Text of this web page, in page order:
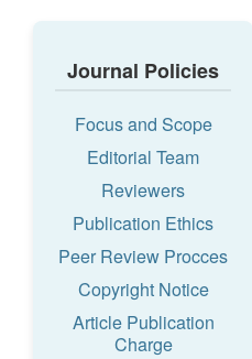
Journal Policies
Focus and Scope
Editorial Team
Reviewers
Publication Ethics
Peer Review Procces
Copyright Notice
Article Publication
Charge